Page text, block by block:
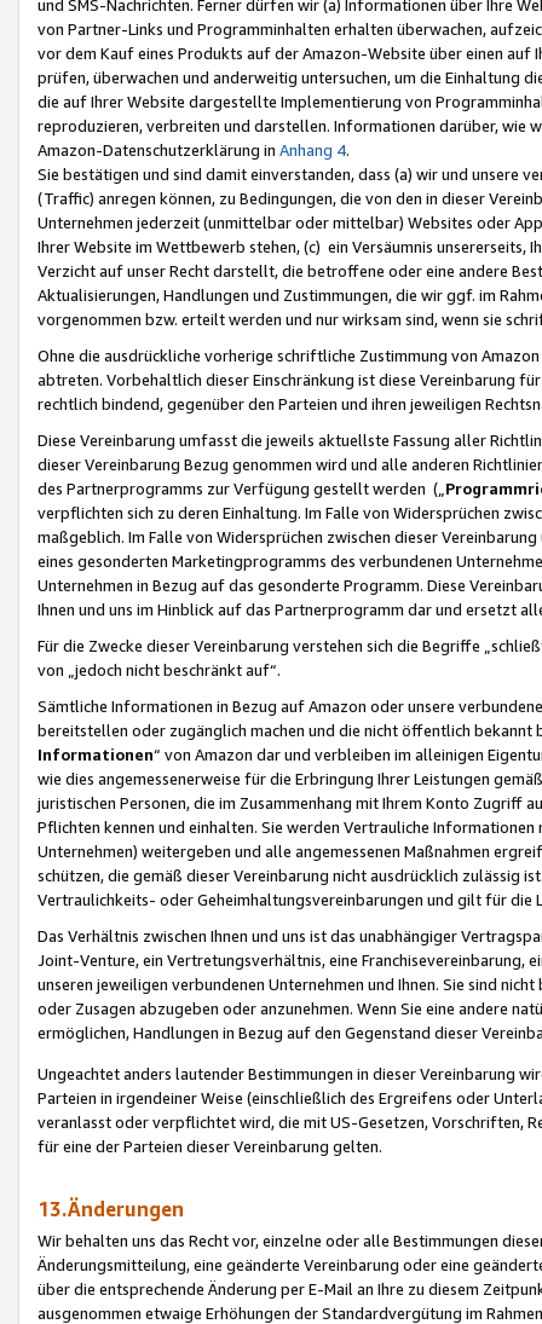
und SMS-Nachrichten. Ferner dürfen wir (a) Informationen über Ihre
von Partner-Links und Programminhalten erhalten überwachen,
vor dem Kauf eines Produkts auf der Amazon-Website über einen
prüfen, überwachen und anderweitig untersuchen, um die Einhaltung
die auf Ihrer Website dargestellte Implementierung von
reproduzieren, verbreiten und darstellen. Informationen darüber, wie
Amazon-Datenschutzerklärung in Anhang 4.
Sie bestätigen und sind damit einverstanden, dass (a) wir und
(Traffic) anregen können, zu Bedingungen, die von den in dieser
Unternehmen jederzeit (unmittelbar oder mittelbar) Websites oder
Ihrer Website im Wettbewerb stehen, (c) ein Versäumnis unsererseits,
Verzicht auf unser Recht darstellt, die betroffene oder eine andere
Aktualisierungen, Handlungen und Zustimmungen, die wir ggf. im
vorgenommen bzw. erteilt werden und nur wirksam sind, wenn sie
Ohne die ausdrückliche vorherige schriftliche Zustimmung von
abtreten. Vorbehaltlich dieser Einschränkung ist diese Vereinbarung
rechtlich bindend, gegenüber den Parteien und ihren jeweiligen
Diese Vereinbarung umfasst die jeweils aktuellste Fassung aller
dieser Vereinbarung Bezug genommen wird und alle anderen
des Partnerprogramms zur Verfügung gestellt werden („
verpflichten sich zu deren Einhaltung. Im Falle von Widersprüchen
maßgeblich. Im Falle von Widersprüchen zwischen dieser
eines gesonderten Marketingprogramms des verbundenen
Unternehmen in Bezug auf das gesonderte Programm. Diese
Ihnen und uns im Hinblick auf das Partnerprogramm dar und ersetzt
Für die Zwecke dieser Vereinbarung verstehen sich die Begriffe
von „jedoch nicht beschränkt auf“.
Sämtliche Informationen in Bezug auf Amazon oder unsere
bereitstellen oder zugänglich machen und die nicht öffentlich
Informationen“ von Amazon dar und verbleiben im alleinigen
wie dies angemessenerweise für die Erbringung Ihrer Leistungen
juristischen Personen, die im Zusammenhang mit Ihrem Konto
Pflichten kennen und einhalten. Sie werden Vertrauliche
Unternehmen) weitergeben und alle angemessenen Maßnahmen
schützen, die gemäß dieser Vereinbarung nicht ausdrücklich zulässig
Vertraulichkeits- oder Geheimhaltungsvereinbarungen und gilt für die
Das Verhältnis zwischen Ihnen und uns ist das unabhängiger
Joint-Venture, ein Vertretungsverhältnis, eine Franchisevereinbarung,
unseren jeweiligen verbundenen Unternehmen und Ihnen. Sie sind
oder Zusagen abzugeben oder anzunehmen. Wenn Sie eine andere
ermöglichen, Handlungen in Bezug auf den Gegenstand dieser
Ungeachtet anders lautender Bestimmungen in dieser Vereinbarung
Parteien in irgendeiner Weise (einschließlich des Ergreifens oder
veranlasst oder verpflichtet wird, die mit US-Gesetzen, Vorschriften,
für eine der Parteien dieser Vereinbarung gelten.
13.Änderungen
Wir behalten uns das Recht vor, einzelne oder alle Bestimmungen
Änderungsmitteilung, eine geänderte Vereinbarung oder eine
über die entsprechende Änderung per E-Mail an Ihre zu diesem
ausgenommen etwaige Erhöhungen der Standardvergütung im